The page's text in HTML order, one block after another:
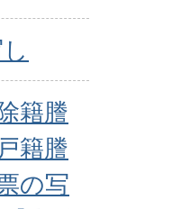
籍謄
籍謄
の写